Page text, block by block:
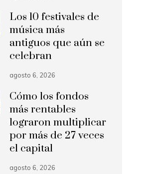
Los 10 festivales de
música más
antiguos que aún se
celebran
agosto 6, 2026
Cómo los fondos
más rentables
lograron multiplicar
por más de 27 veces
el capital
agosto 6, 2026